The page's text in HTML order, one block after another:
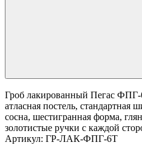
Гроб лакированный Пегас ФПГ-
атласная постель,
сосна, шестигранная форма,
золотистые ручки с каждой
Артикул: ГР-ЛАК-ФПГ-6Т